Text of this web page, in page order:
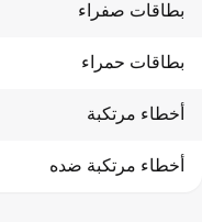
بطاقات صفراء
بطاقات حمراء
أخطاء مرتكبة
أخطاء مرتكبة ضده